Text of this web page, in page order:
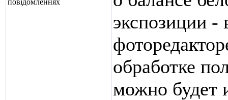
повідомленнях
экспозиции -
обработке
можно будет